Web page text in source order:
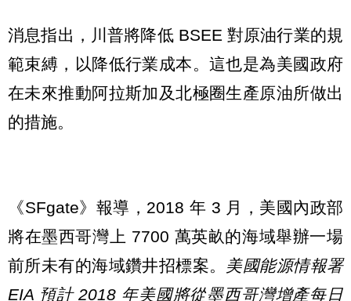
消息指出，川普將降低 BSEE 對原油行業的規
範束縛，以降低行業成本。這也是為美國政府
在未來推動阿拉斯加及北極圈生產原油所做出
的措施。
《SFgate》報導，2018 年 3 月，美國內政部
將在墨西哥灣上 7700 萬英畝的海域舉辦一場
前所未有的海域鑽井招標案。 美國能源情報署
EIA 預計 2018 年美國將從墨西哥灣增產每日